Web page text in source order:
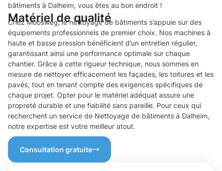
bâtiments à Dalheim, vous êtes au bon endroit !
Matériel de qualité
Chez Moosweg, le nettoyage de bâtiments s’appuie sur des
équipements professionnels de premier choix. Nos machines à
haute et basse pression bénéficient d’un entretien régulier,
garantissant ainsi une performance optimale sur chaque
chantier. Grâce à cette rigueur technique, nous sommes en
mesure de nettoyer efficacement les façades, les toitures et les
pavés, tout en tenant compte des exigences spécifiques de
chaque projet. Opter pour le matériel adéquat assure une
propreté durable et une fiabilité sans pareille. Pour ceux qui
recherchent un service de Nettoyage de bâtiments à Dalheim,
notre expertise est votre meilleur atout.
Consultation gratuite